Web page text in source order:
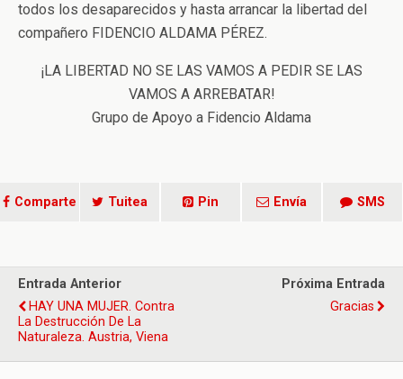
todos los desaparecidos y hasta arrancar la libertad del
compañero FIDENCIO ALDAMA PÉREZ.
¡LA LIBERTAD NO SE LAS VAMOS A PEDIR SE LAS
VAMOS A ARREBATAR!
Grupo de Apoyo a Fidencio Aldama
Comparte Tuitea Pin Envía SMS
Entrada Anterior
HAY UNA MUJER. Contra
La Destrucción De La
Naturaleza. Austria, Viena
Próxima Entrada
Gracias